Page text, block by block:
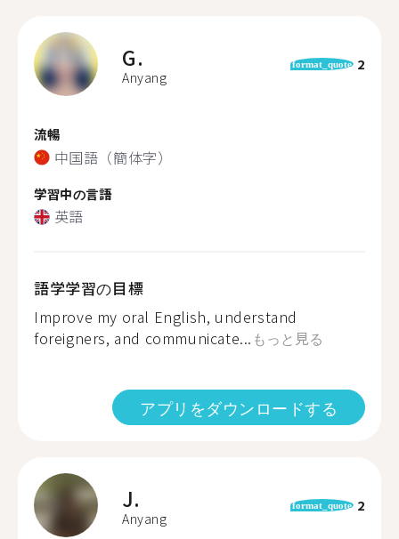
G.
Anyang
format_quote 2
流暢
中国語（簡体字）
学習中の言語
英語
語学学習の目標
Improve my oral English, understand
foreigners, and communicate... もっと見る
アプリをダウンロードする
J.
Anyang
format_quote 2